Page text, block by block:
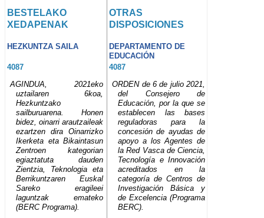
BESTELAKO
XEDAPENAK
OTRAS
DISPOSICIONES
HEZKUNTZA SAILA
DEPARTAMENTO DE
EDUCACIÓN
4087
4087
AGINDUA, 2021eko
uztailaren 6koa,
Hezkuntzako
sailburuarena. Honen
bidez, oinarri arautzaileak
ezartzen dira Oinarrizko
Ikerketa eta Bikaintasun
Zentroen kategorian
egiaztatuta dauden
Zientzia, Teknologia eta
Berrikuntzaren Euskal
Sareko eragileei
laguntzak emateko
(BERC Programa).
ORDEN de 6 de julio 2021,
del Consejero de
Educación, por la que se
establecen las bases
reguladoras para la
concesión de ayudas de
apoyo a los Agentes de
la Red Vasca de Ciencia,
Tecnología e Innovación
acreditados en la
categoría de Centros de
Investigación Básica y
de Excelencia (Programa
BERC).